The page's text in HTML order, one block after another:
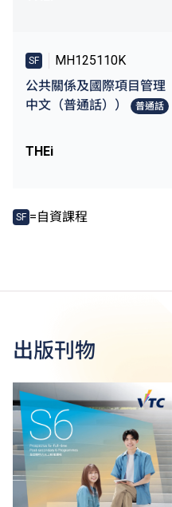
SF
MH125110K
公共關係及國際項目管理
中文（普通話））
普通話
THEi
SF =自資課程
出版刊物